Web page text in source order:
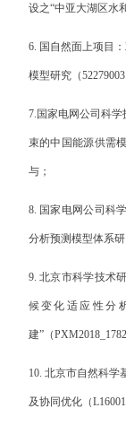
设之“中亚大湖区水
6. 国自然面上项目
模型研究（52279003
7. 国家电网公司科学
束的中国能源供需
与；
8. 国家电网公司科
分析预测模型体系
9. 北京市科学技术
候变化适应性分
建”（
10. 北京市自然科学
及协同优化（